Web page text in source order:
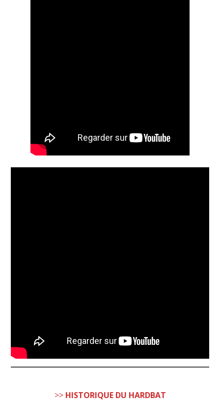
>> HISTORIQUE DU HARDBAT